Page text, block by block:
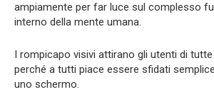
ampiamente per far luce sul complesso
interno della mente umana.
I rompicapo visivi attirano gli utenti di
perché a tutti piace essere sfidati
uno schermo.